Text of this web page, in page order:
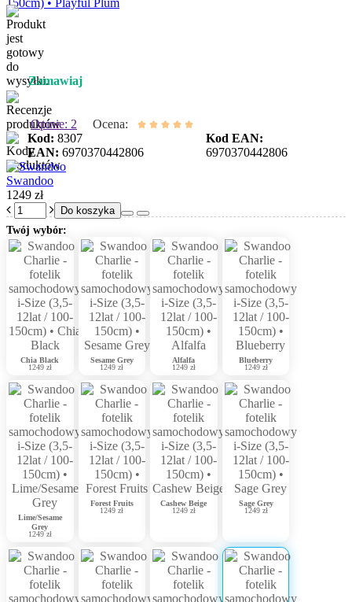
Zamawiaj
Opinie: 2
Ocena:
Kod: 8307
EAN: 6970370442806
Kod EAN:
6970370442806
Swandoo
1249 zł
Do koszyka
Twój wybór:
Chia Black
1249 zł
Sesame Grey
1249 zł
Alfalfa
1249 zł
Blueberry
1249 zł
Lime/Sesame
Grey
1249 zł
Forest Fruits
1249 zł
Cashew Beige
1249 zł
Sage Grey
1249 zł